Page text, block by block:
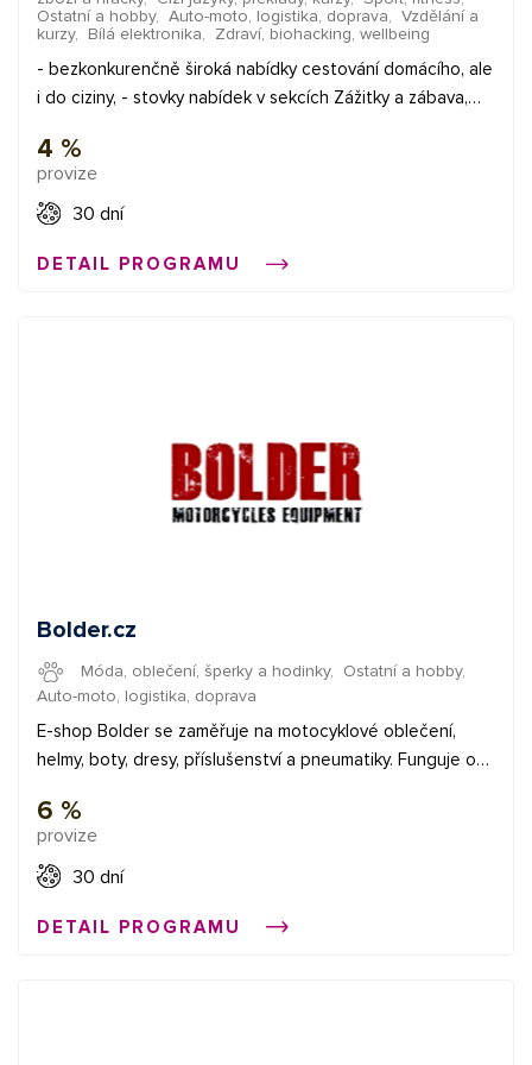
registraci vás budeme kontaktovat a provedeme finalizaci
na použití slevových kódů. SEM na značku a přesměrování
domén nejsou povoleny. Kontakt: Pro další dotazy
kontaktujte našeho Affiliate Managera na
marketing@aretacni-pripravky.cz.
Ostatní a hobby, Auto-moto, logistika, doprava, Vzdělání a
kurzy, Bílá elektronika, Zdraví, biohacking, wellbeing
- bezkonkurenčně široká nabídky cestování domácího, ale
i do ciziny, - stovky nabídek v sekcích Zážitky a zábava,
potravin a delikates, přes oblečení a vychytávky do
domácnosti až po fotoprodukty - skvělé místo pro
pořízení dárku pro kohokoliv
4 %
provize
30 dní
DETAIL PROGRAMU
Bolder.cz
Móda, oblečení, šperky a hodinky, Ostatní a hobby,
Auto-moto, logistika, doprava
E-shop Bolder se zaměřuje na motocyklové oblečení,
helmy, boty, dresy, příslušenství a pneumatiky. Funguje od
značky ITOM). Několikanásobný mistr Evropy a
vícenásobný mistr světa je hlavním ambasadorem,
propagátorem a uživatelem naší soukromé firemní značky
provize 7 € Začněte vydělávat propagací e-shopů v síti
6 %
provize
30 dní
DETAIL PROGRAMU